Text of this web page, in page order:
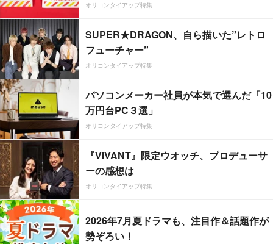
オリコンタイアップ特集
SUPER★DRAGON、自ら描いた”レトロ
フューチャー”
オリコンタイアップ特集
パソコンメーカー社員が本気で選んだ「10
万円台PC３選」
オリコンタイアップ特集
『VIVANT』限定ウオッチ、プロデューサ
ーの感想は
オリコンタイアップ特集
2026年7月夏ドラマも、注目作＆話題作が
勢ぞろい！